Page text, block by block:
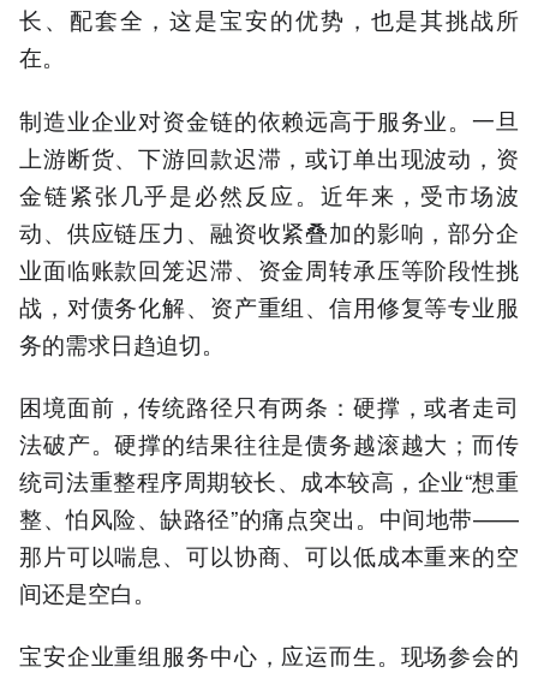
长、配套全，这是宝安的优势，也是其挑战所
在。
制造业企业对资金链的依赖远高于服务业。一旦
上游断货、下游回款迟滞，或订单出现波动，资
金链紧张几乎是必然反应。近年来，受市场波
动、供应链压力、融资收紧叠加的影响，部分企
业面临账款回笼迟滞、资金周转承压等阶段性挑
战，对债务化解、资产重组、信用修复等专业服
务的需求日趋迫切。
困境面前，传统路径只有两条：硬撑，或者走司
法破产。硬撑的结果往往是债务越滚越大；而传
统司法重整程序周期较长、成本较高，企业“想重
整、怕风险、缺路径”的痛点突出。中间地带——
那片可以喘息、可以协商、可以低成本重来的空
间还是空白。
宝安企业重组服务中心，应运而生。现场参会的